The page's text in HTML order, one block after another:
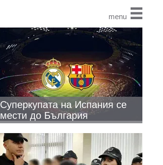
menu
Суперкупата на Испания се
мести до България